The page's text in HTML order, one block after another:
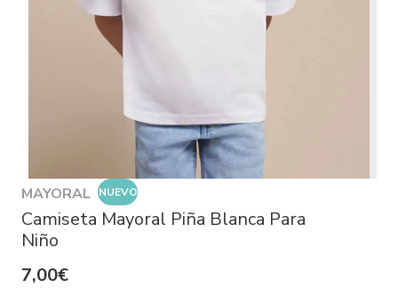
MAYORAL NUEVO
Camiseta Mayoral Piña Blanca Para
Niño
7,00€